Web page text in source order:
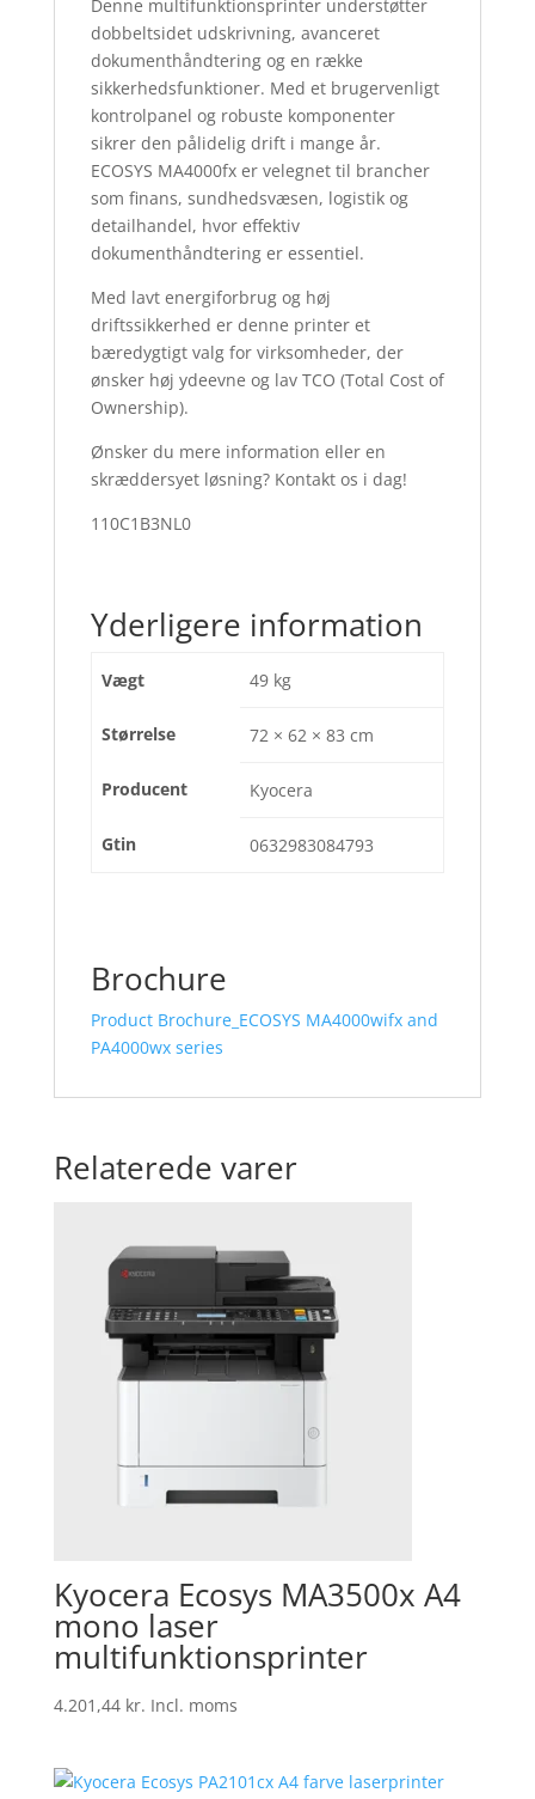
Denne multifunktionsprinter understøtter
dobbeltsidet udskrivning, avanceret
dokumenthåndtering og en række
sikkerhedsfunktioner. Med et brugervenligt
kontrolpanel og robuste komponenter
sikrer den pålidelig drift i mange år.
ECOSYS MA4000fx er velegnet til brancher
som finans, sundhedsvæsen, logistik og
detailhandel, hvor effektiv
dokumenthåndtering er essentiel.
Med lavt energiforbrug og høj
driftssikkerhed er denne printer et
bæredygtigt valg for virksomheder, der
ønsker høj ydeevne og lav TCO (Total Cost of
Ownership).
Ønsker du mere information eller en
skræddersyet løsning? Kontakt os i dag!
110C1B3NL0
Yderligere information
Vægt 49 kg
Størrelse 72 × 62 × 83 cm
Producent Kyocera
Gtin 0632983084793
Brochure
Product Brochure_ECOSYS MA4000wifx and
PA4000wx series
Relaterede varer
Kyocera Ecosys MA3500x A4
mono laser
multifunktionsprinter
4.201,44 kr. Incl. moms